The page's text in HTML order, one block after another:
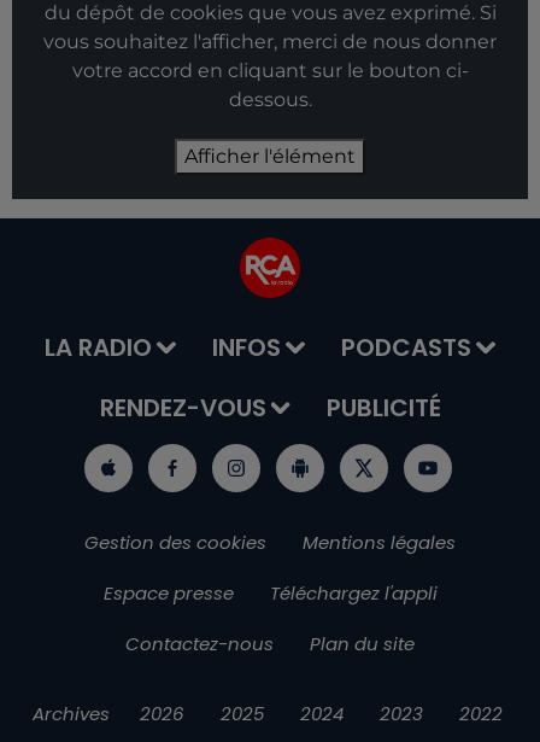
du dépôt de cookies que vous avez exprimé. Si
vous souhaitez l'afficher, merci de nous donner
votre accord en cliquant sur le bouton ci-
dessous.
Afficher l'élément
LA RADIO INFOS
PODCASTS
RENDEZ-VOUS
PUBLICITÉ
Gestion des cookies
Mentions légales
Espace presse
Téléchargez l'appli
Contactez-nous
Plan du site
Archives 2026 2025 2024 2023 2022